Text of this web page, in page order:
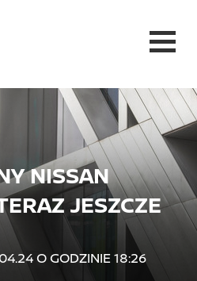
NISSAN
JESZCZE
O GODZINIE 18:26